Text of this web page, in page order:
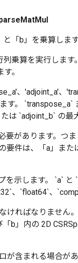
と「b」を乗算しま
乗算を実行しま
。
、'adjoint_a'、
す。 `transpose_a`
は `adjoint_b` の
要があります。つ
要件は、「a」ま
を示します。 `a`
、`float64`、
ければなりません
b」内の 2D
が含まれる場合が